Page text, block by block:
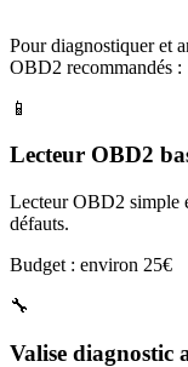
Pour diagnostiquer et
OBD2 recommandés :
📱
Lecteur OBD2
Lecteur OBD2 simple
défauts.
Budget : environ 25€
🔧
Valise diagnostic